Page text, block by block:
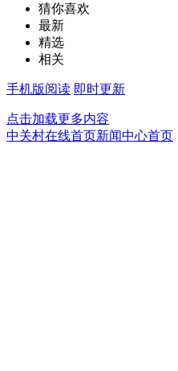
猜你喜欢
最新
精选
相关
手机版阅读 即时更新
点击加载更多内容
中关村在线首页新闻中心首页